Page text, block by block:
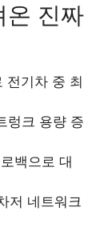
온 진짜
전기차 중 최
렁크 용량 증
백으로 대
저 네트워크